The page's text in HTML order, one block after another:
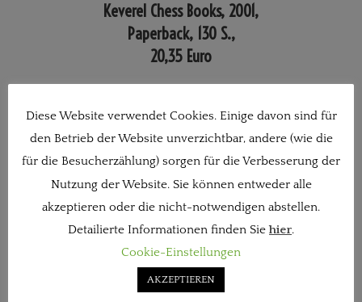
Keverel Chess Books, 2001,
Paperback, 130 S.,
20,35 Euro
Cecil de Vere ist das klassische Beispiel eines
talentierten Gescheiterten. Intelligent, gut aussehend
und mit beträchtlicher Schachbegabung gesegnet,
starb er im Februar 1875 mit nicht ganz dreißig
Start ins Leben war nicht leicht. Geboren wurde er
am 14.2.1845 unter dem Namen Cecil Valentine
Diese Website verwendet Cookies. Einige davon sind für
den Betrieb der Website unverzichtbar, andere (wie die
für die Besucherzählung) sorgen für die Verbesserung der
Nutzung der Website. Sie können entweder alle
akzeptieren oder die nicht-notwendigen abstellen.
Detailierte Informationen finden Siehier.
Cookie-Einstellungen
AKZEPTIEREN